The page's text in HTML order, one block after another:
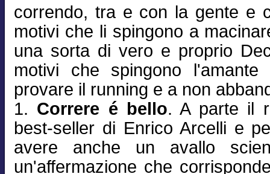
correndo, tra e con la gente e
motivi che li spingono a
una sorta di vero e proprio
motivi che spingono
provare il running e a non
1. Correre é bello. A parte il
best-seller di Enrico Arcelli e
avere anche un avallo
un'affermazione che